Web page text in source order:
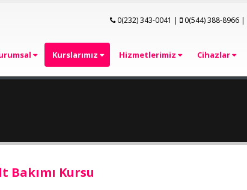
0(232) 343-0041 | 0(544) 388-8966 |
Kurslarımız Hizmetlerimiz Cihazlar
Bakımı Kursu